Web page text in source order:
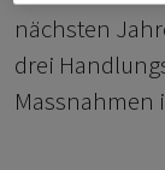
nächsten
drei
Massnahmen